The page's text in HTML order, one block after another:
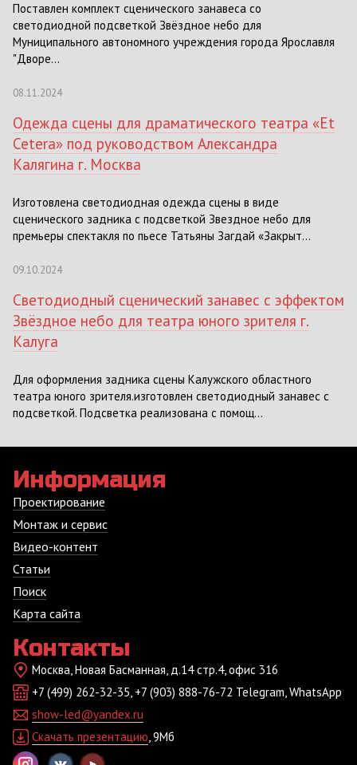
Поставлен комплект сценического занавеса со
светодиодной подсветкой Звёздное небо для
Муниципального автономного учреждения города Ярославля
"Дворе...
08.11.2024
Одежда сцены для драматического театра «Et
Cetera» под руководством Александра
Калягина г. Москва
Изготовлена светодиодная одежда сцены в виде
сценического задника с подсветкой Звездное небо для
премьеры спектакля по пьесе Татьяны Загдай «Закрыт...
09.10.2024
Светодиодный сценический занавес с эффектом
Звёздное небо для театра юного зрителя г.
Калуга
Для оформления задника сцены Калужского областного
театра юного зрителя.изготовлен светодиодный занавес с
подсветкой. Подсветка реализована с помощ...
Информация
Проектирование
Монтаж и сервис
Видео-контент
Статьи
Поиск
Карта сайта
Контакты
Москва, Новая Басманная, д.14 стр.4, офис 316
+7 (499) 262-32-35, +7 (903) 888-76-72 Telegram, WhatsApp
show-led@yandex.ru
Скачать презентацию, 9Мб